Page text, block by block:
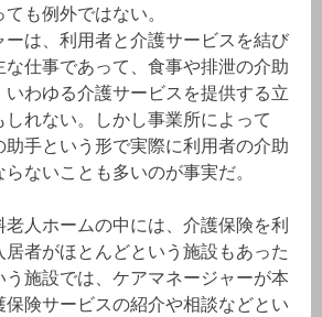
も例外ではない。
は、利用者と介護サービスを結び
仕事であって、食事や排泄の介助
いわゆる介護サービスを提供する立
れない。しかし事業所によって
助手という形で実際に利用者の介助
ないことも多いのが事実だ。
老人ホームの中には、介護保険を利
者がほとんどという施設もあった
う施設では、ケアマネージャーが本
険サービスの紹介や相談などとい